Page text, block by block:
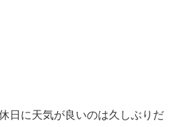
日に天気が良いのは久しぶりだ